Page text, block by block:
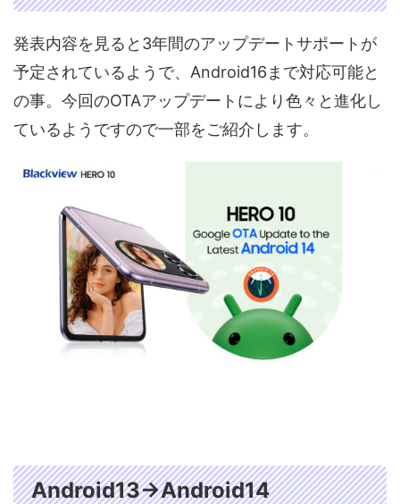
発表内容を見ると3年間のアップデートサポートが
予定されているようで、Android16まで対応可能と
の事。今回のOTAアップデートにより色々と進化し
ているようですので一部をご紹介します。
Android13→Android14